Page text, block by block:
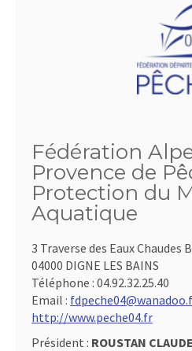
Fédération
Provence de
Protection du
Aquatique
3 Traverse des Eaux Chaudes
04000 DIGNE LES BAINS
Téléphone : 04.92.32.25.40
Email :
http://www.peche04.fr
Président : ROUSTAN CLAUDE